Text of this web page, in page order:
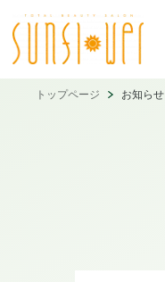
トップページ お知らせ